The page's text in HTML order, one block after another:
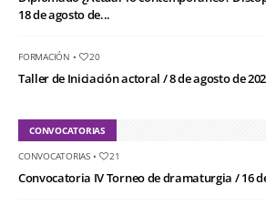
18 de agosto de...
FORMACIÓN • 20
Taller de Iniciación actoral / 8 de agosto de
CONVOCATORIAS
CONVOCATORIAS• 21
Convocatoria IV Torneo de dramaturgia / 16